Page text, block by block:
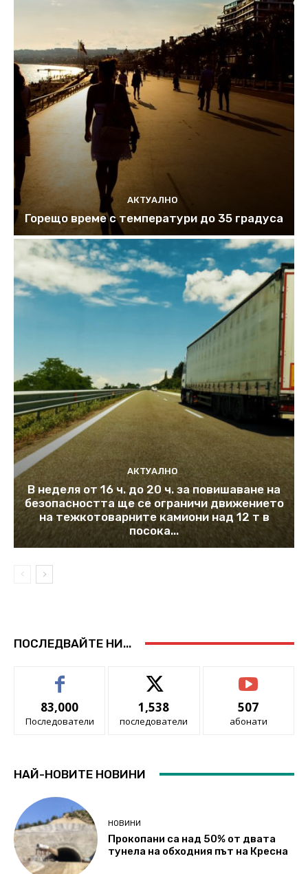
АКТУАЛНО
Горещо време с температури до 35 градуса
АКТУАЛНО
В неделя от 16 ч. до 20 ч. за повишаване на
безопасността ще се ограничи движението
на тежкотоварните камиони над 12 т в
посока...
ПОСЛЕДВАЙТЕ НИ...
83,000
Последователи
1,538
последователи
507
абонати
НАЙ-НОВИТЕ НОВИНИ
НОВИНИ
Прокопани са над 50% от двата
тунела на обходния път на Кресна